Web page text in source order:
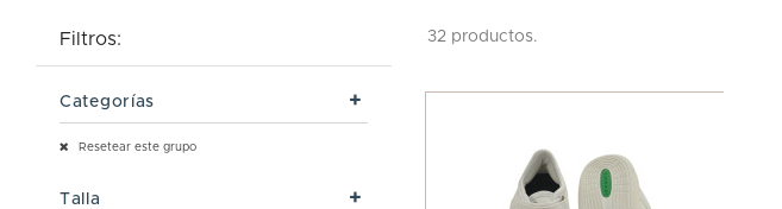
Filtros:
Categorías
Resetear este grupo
Talla
32 productos.